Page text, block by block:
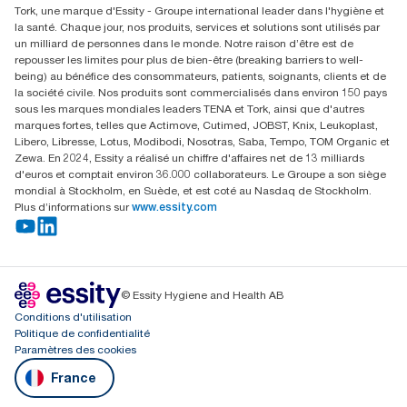
Tork, une marque d'Essity - Groupe international leader dans l'hygiène et
la santé. Chaque jour, nos produits, services et solutions sont utilisés par
un milliard de personnes dans le monde. Notre raison d’être est de
repousser les limites pour plus de bien-être (breaking barriers to well-
being) au bénéfice des consommateurs, patients, soignants, clients et de
la société civile. Nos produits sont commercialisés dans environ 150 pays
sous les marques mondiales leaders TENA et Tork, ainsi que d'autres
marques fortes, telles que Actimove, Cutimed, JOBST, Knix, Leukoplast,
Libero, Libresse, Lotus, Modibodi, Nosotras, Saba, Tempo, TOM Organic et
Zewa. En 2024, Essity a réalisé un chiffre d'affaires net de 13 milliards
d'euros et comptait environ 36.000 collaborateurs. Le Groupe a son siège
mondial à Stockholm, en Suède, et est coté au Nasdaq de Stockholm.
Plus d’informations sur www.essity.com
© Essity Hygiene and Health AB
Conditions d'utilisation
Politique de confidentialité
Paramètres des cookies
France